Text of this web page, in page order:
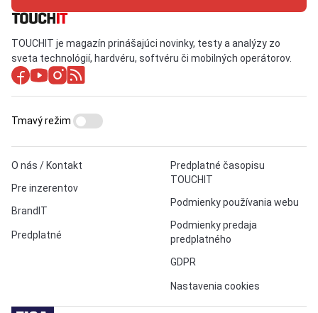
TOUCHIT je magazín prinášajúci novinky, testy a analýzy zo
sveta technológií, hardvéru, softvéru či mobilných operátorov.
O nás / Kontakt
Pre inzerentov
BrandIT
Predplatné
Predplatné časopisu
TOUCHIT
Podmienky používania webu
Podmienky predaja
predplatného
GDPR
Nastavenia cookies
Tmavý režim